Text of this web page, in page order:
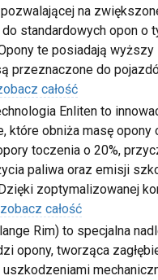
na
standardowych opon o
te posiadają wyższy
przeznaczone do
całość
Enliten to
które obniża masę opony
toczenia o 20%,
paliwa oraz emisji
zoptymalizowanej
zobacz całość
Rim) to specjalna
opony, tworząca